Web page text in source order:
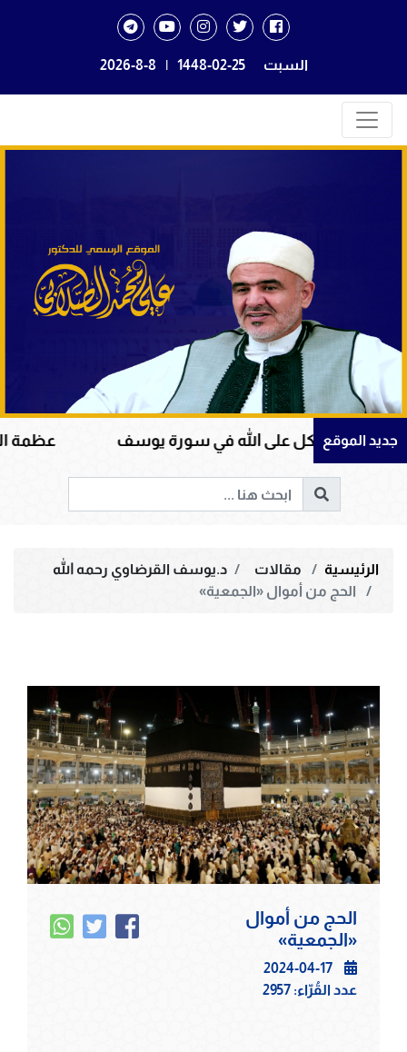
السبت 1448-02-25
|
2026-8-8
جديد الموقع
على الله في سورة يوسف عظمة القرآن الكريم
الرئيسية مقالات
د.يوسف القرضاوي رحمه الله
الحج من أموال «الجمعية»
الحج من أموال
«الجمعية»
2024-04-17
عدد القُرّاء: 2957